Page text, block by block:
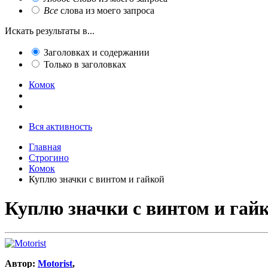
Все слова из моего запроса
Искать результаты в...
Заголовках и содержании
Только в заголовках
Комок
Вся активность
Главная
Строгино
Комок
Куплю значки с винтом и гайкой
Куплю значки с винтом и
Автор: Motorist,